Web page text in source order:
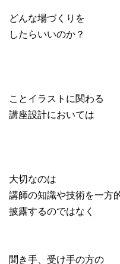
どんな場づくりを
したらいいのか？
ことイラストに関わる
講座設計においては
大切なのは
講師の知識や技術を一方
披露するのではなく
聞き手、受け手の方の